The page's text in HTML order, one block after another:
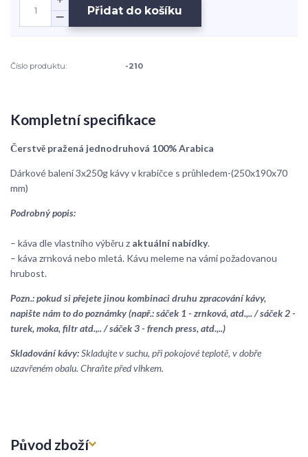
Přidat do košíku
Číslo produktu: -210
Kompletní specifikace
Čerstvě pražená jednodruhová 100% Arabica
Dárkové balení 3x250g kávy v krabičce s průhledem-(250x190x70
mm)
Podrobný popis:
– káva dle vlastního výběru z aktuální nabídky.
– káva zrnková nebo mletá. Kávu meleme na vámi požadovanou
hrubost.
Pozn.: pokud si přejete jinou kombinaci druhu zpracování kávy,
napište nám to do poznámky (např.: sáček 1 - zrnková, atd.,.. / sáček 2 -
turek, moka, filtr atd.,.. / sáček 3 - french press, atd.,..)
Skladování kávy:Skladujte v suchu, při pokojové teplotě, v dobře
uzavřeném obalu. Chraňte před vlhkem.
Původ zboží